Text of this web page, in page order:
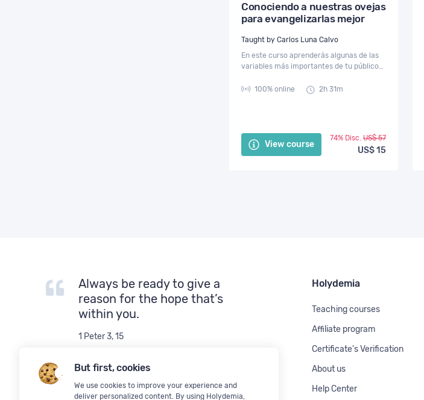
Conociendo a nuestras ovejas
para evangelizarlas mejor
Taught by Carlos Luna Calvo
En este curso aprenderás algunas de las
variables más importantes de tu público
cualquier producto o acción para
100% online 2h 31m
View course
74% Disc. US$ 57
US$ 15
But first, cookies
We use cookies to improve your experience and
deliver personalized content. By using Holydemia,
Always be ready to give a
reason for the hope that’s
within you.
1 Peter 3, 15
Holydemia
Teaching courses
Affiliate program
Certificate's Verification
About us
Help Center